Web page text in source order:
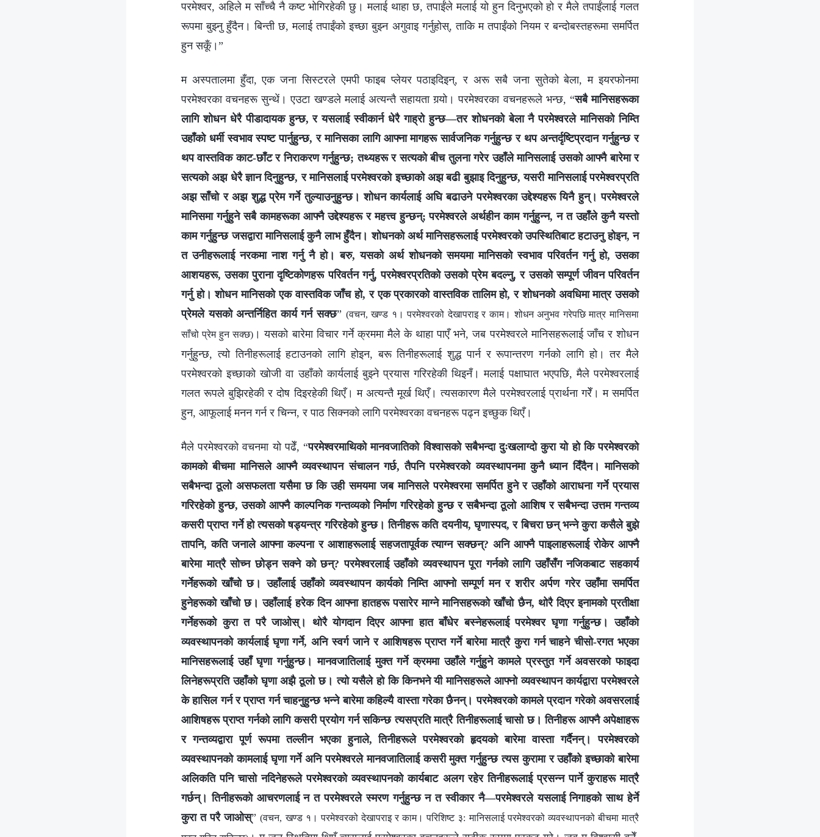
परमेश्‍वर, अहिले म साँच्‍चै नै कष्ट भोगिरहेकी छु। मलाई थाहा छ, तपाईंले मलाई यो हुन दिनुभएको हो र मैले तपाईंलाई गलत
रूपमा बुझ्‍नु हुँदैन। बिन्ती छ, मलाई तपाईंको इच्‍छा बुझ्‍न अगुवाइ गर्नुहोस्, ताकि म तपाईंको नियम र बन्दोबस्तहरूमा समर्पित
हुन सकूँ।”
म अस्पतालमा हुँदा, एक जना सिस्टरले एमपी फाइब प्लेयर पठाइदिइन्, र अरू सबै जना सुतेको बेला, म इयरफोनमा
परमेश्‍वरका वचनहरू सुन्थें। एउटा खण्डले मलाई अत्यन्तै सहायता गर्‍यो। परमेश्‍वरका वचनहरूले भन्छ, “सबै मानिसहरूका
लागि शोधन धेरै पीडादायक हुन्छ, र यसलाई स्वीकार्न धेरै गाह्रो हुन्छ—तर शोधनको बेला नै परमेश्‍वरले मानिसको निम्ति
उहाँको धर्मी स्वभाव स्पष्ट पार्नुहुन्छ, र मानिसका लागि आफ्ना मागहरू सार्वजनिक गर्नुहुन्छ र थप अन्तर्दृष्टिप्रदान गर्नुहुन्छ र
थप वास्तविक काट-छाँट र निराकरण गर्नुहुन्छ; तथ्यहरू र सत्यको बीच तुलना गरेर उहाँले मानिसलाई उसको आफ्नै बारेमा र
सत्यको अझ धेरै ज्ञान दिनुहुन्छ, र मानिसलाई परमेश्‍वरको इच्छाको अझ बढी बुझाइ दिनुहुन्छ, यसरी मानिसलाई परमेश्‍वरप्रति
अझ साँचो र अझ शुद्ध प्रेम गर्ने तुल्याउनुहुन्छ। शोधन कार्यलाई अघि बढाउने परमेश्‍वरका उद्देश्यहरू यिनै हुन्। परमेश्‍वरले
मानिसमा गर्नुहुने सबै कामहरूका आफ्नै उद्देश्यहरू र महत्त्व हुन्छन्; परमेश्‍वरले अर्थहीन काम गर्नुहुन्न, न त उहाँले कुनै यस्तो
काम गर्नुहुन्छ जसद्वारा मानिसलाई कुनै लाभ हुँदैन। शोधनको अर्थ मानिसहरूलाई परमेश्‍वरको उपस्थितिबाट हटाउनु होइन, न
त उनीहरूलाई नरकमा नाश गर्नु नै हो। बरु, यसको अर्थ शोधनको समयमा मानिसको स्वभाव परिवर्तन गर्नु हो, उसका
आशयहरू, उसका पुराना दृष्टिकोणहरू परिवर्तन गर्नु, परमेश्‍वरप्रतिको उसको प्रेम बदल्नु, र उसको सम्पूर्ण जीवन परिवर्तन
गर्नु हो। शोधन मानिसको एक वास्तविक जाँच हो, र एक प्रकारको वास्तविक तालिम हो, र शोधनको अवधिमा मात्र उसको
प्रेमले यसको अन्तर्निहित कार्य गर्न सक्छ” (वचन, खण्ड १। परमेश्‍वरको देखापराइ र काम। शोधन अनुभव गरेपछि मात्र मानिसमा
साँचो प्रेम हुन सक्छ) । यसको बारेमा विचार गर्ने क्रममा मैले के थाहा पाएँ भने, जब परमेश्‍वरले मानिसहरूलाई जाँच र शोधन
गर्नुहुन्छ, त्यो तिनीहरूलाई हटाउनको लागि होइन, बरू तिनीहरूलाई शुद्ध पार्न र रूपान्तरण गर्नको लागि हो। तर मैले
परमेश्‍वरको इच्‍छाको खोजी वा उहाँको कार्यलाई बुझ्‍ने प्रयास गरिरहेकी थिइनँ। मलाई पक्षाघात भएपछि, मैले परमेश्‍वरलाई
गलत रूपले बुझिरहेकी र दोष दिइरहेकी थिएँ। म अत्यन्तै मूर्ख थिएँ। त्यसकारण मैले परमेश्‍वरलाई प्रार्थना गरेँ। म समर्पित
हुन, आफूलाई मनन गर्न र चिन्‍न, र पाठ सिक्‍नको लागि परमेश्‍वरका वचनहरू पढ्न इच्‍छुक थिएँ।
मैले परमेश्‍वरको वचनमा यो पढेँ, “परमेश्‍वरमाथिको मानवजातिको विश्‍वासको सबैभन्दा दुःखलाग्दो कुरा यो हो कि परमेश्‍वरको
कामको बीचमा मानिसले आफ्‍नै व्यवस्थापन संचालन गर्छ, तैपनि परमेश्‍वरको व्यवस्थापनमा कुनै ध्यान दिँदैन। मानिसको
सबैभन्दा ठूलो असफलता यसैमा छ कि उही समयमा जब मानिसले परमेश्‍वरमा समर्पित हुने र उहाँको आराधना गर्ने प्रयास
गरिरहेको हुन्छ, उसको आफ्‍नै काल्‍पनिक गन्तव्यको निर्माण गरिरहेको हुन्छ र सबैभन्दा ठूलो आशिष र सबैभन्दा उत्तम गन्तव्य
कसरी प्राप्त गर्ने हो त्यसको षड्यन्त्र गरिरहेको हुन्छ। तिनीहरू कति दयनीय, घृणास्पद, र बिचरा छन् भन्‍ने कुरा कसैले बुझे
तापनि, कति जनाले आफ्‍ना कल्‍पना र आशाहरूलाई सहजतापूर्वक त्याग्‍न सक्छन्? अनि आफ्‍नै पाइलाहरूलाई रोकेर आफ्‍नै
बारेमा मात्रै सोच्‍न छोड्न सक्‍ने को छन्? परमेश्‍वरलाई उहाँको व्यवस्थापन पूरा गर्नको लागि उहाँसँग नजिकबाट सहकार्य
गर्नेहरूको खाँचो छ। उहाँलाई उहाँको व्यवस्थापन कार्यको निम्ति आफ्‍नो सम्पूर्ण मन र शरीर अर्पण गरेर उहाँमा समर्पित
हुनेहरूको खाँचो छ। उहाँलाई हरेक दिन आफ्‍ना हातहरू पसारेर माग्‍ने मानिसहरूको खाँचो छैन, थोरै दिएर इनामको प्रतीक्षा
गर्नेहरूको कुरा त परै जाओस्। थोरै योगदान दिएर आफ्‍ना हात बाँधेर बस्‍नेहरूलाई परमेश्‍वर घृणा गर्नुहुन्छ। उहाँको
व्यवस्थापनको कार्यलाई घृणा गर्ने, अनि स्वर्ग जाने र आशिषहरू प्राप्त गर्ने बारेमा मात्रै कुरा गर्न चाहने चीसो-रगत भएका
मानिसहरूलाई उहाँ घृणा गर्नुहुन्छ। मानवजातिलाई मुक्त गर्ने क्रममा उहाँले गर्नुहुने कामले प्रस्तुत गर्ने अवसरको फाइदा
लिनेहरूप्रति उहाँको घृणा अझै ठूलो छ। त्यो यसैले हो कि किनभने यी मानिसहरूले आफ्‍नो व्यवस्थापन कार्यद्वारा परमेश्‍वरले
के हासिल गर्न र प्राप्त गर्न चाहनुहुन्छ भन्‍ने बारेमा कहिल्यै वास्ता गरेका छैनन्। परमेश्‍वरको कामले प्रदान गरेको अवसरलाई
आशिषहरू प्राप्त गर्नको लागि कसरी प्रयोग गर्न सकिन्छ त्यसप्रति मात्रै तिनीहरूलाई चासो छ। तिनीहरू आफ्‍नै अपेक्षाहरू
र गन्तव्यद्वारा पूर्ण रूपमा तल्‍लीन भएका हुनाले, तिनीहरूले परमेश्‍वरको हृदयको बारेमा वास्ता गर्दैनन्। परमेश्‍वरको
व्यवस्थापनको कामलाई घृणा गर्ने अनि परमेश्‍वरले मानवजातिलाई कसरी मुक्त गर्नुहुन्छ त्यस कुरामा र उहाँको इच्‍छाको बारेमा
अलिकति पनि चासो नदिनेहरूले परमेश्‍वरको व्यवस्थापनको कार्यबाट अलग रहेर तिनीहरूलाई प्रसन्‍न पार्ने कुराहरू मात्रै
गर्छन्। तिनीहरूको आचरणलाई न त परमेश्‍वरले स्मरण गर्नुहुन्छ न त स्वीकार नै—परमेश्‍वरले यसलाई निगाहको साथ हेर्ने
कुरा त परै जाओस्”(वचन, खण्ड १। परमेश्‍वरको देखापराइ र काम। परिशिष्ट ३: मानिसलाई परमेश्‍वरको व्यवस्थापनको बीचमा मात्रै